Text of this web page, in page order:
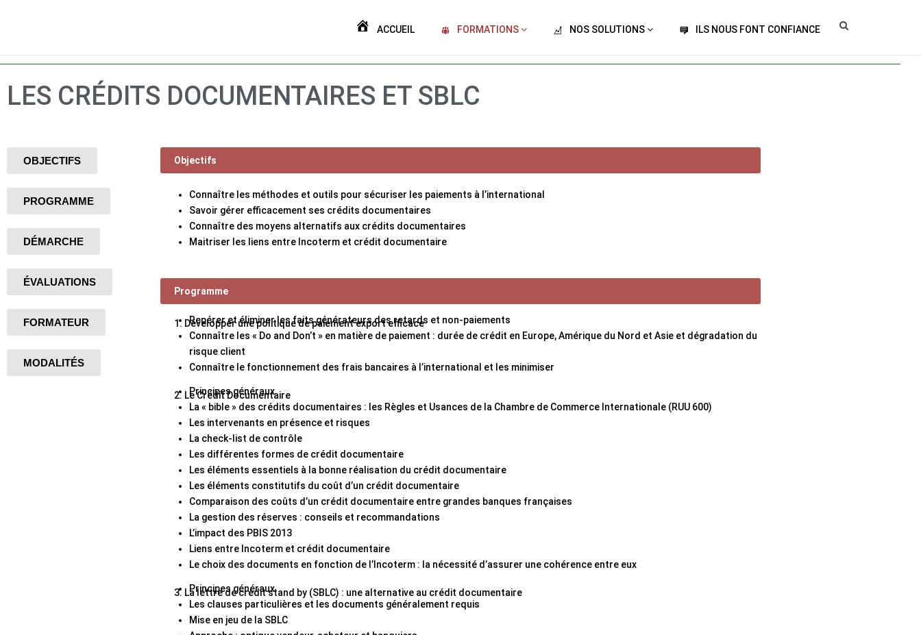
ACCUEIL FORMATIONS NOS SOLUTIONS ILS NOUS FONT CONFIANCE
LES CRÉDITS DOCUMENTAIRES ET SBLC
OBJECTIFS
PROGRAMME
DÉMARCHE
ÉVALUATIONS
FORMATEUR
MODALITÉS
Objectifs
Connaître les méthodes et outils pour sécuriser les paiements à l’international
Savoir gérer efficacement ses crédits documentaires
Connaître des moyens alternatifs aux crédits documentaires
Maitriser les liens entre Incoterm et crédit documentaire
Programme
1. Développer une politique de paiement export efficace
Repérer et éliminer les faits générateurs des retards et non-paiements
Connaître les « Do and Don’t » en matière de paiement : durée de crédit en Europe, Amérique du Nord et Asie et dégradation du
risque client
Connaître le fonctionnement des frais bancaires à l’international et les minimiser
2. Le Crédit Documentaire
Principes généraux
La « bible » des crédits documentaires : les Règles et Usances de la Chambre de Commerce Internationale (RUU 600)
Les intervenants en présence et risques
La check-list de contrôle
Les différentes formes de crédit documentaire
Les éléments essentiels à la bonne réalisation du crédit documentaire
Les éléments constitutifs du coût d’un crédit documentaire
Comparaison des coûts d’un crédit documentaire entre grandes banques françaises
La gestion des réserves : conseils et recommandations
L’impact des PBIS 2013
Liens entre Incoterm et crédit documentaire
Le choix des documents en fonction de l’Incoterm : la nécessité d’assurer une cohérence entre eux
3. La lettre de crédit stand by (SBLC) : une alternative au crédit documentaire
Principes généraux
Les clauses particulières et les documents généralement requis
Mise en jeu de la SBLC